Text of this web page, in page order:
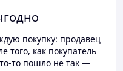
покупку: продавец
того, как покупатель
то пошло не так —